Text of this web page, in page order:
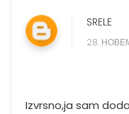
SRELE
28.
Izvrsno,ja sam